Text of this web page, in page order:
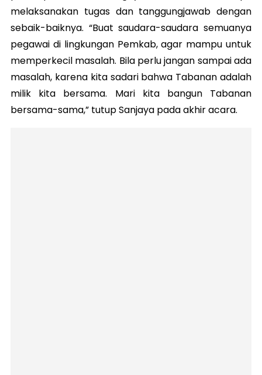
melaksanakan tugas dan tanggungjawab dengan
sebaik-baiknya. “Buat saudara-saudara semuanya
pegawai di lingkungan Pemkab, agar mampu untuk
memperkecil masalah. Bila perlu jangan sampai ada
masalah, karena kita sadari bahwa Tabanan adalah
milik kita bersama. Mari kita bangun Tabanan
bersama-sama,” tutup Sanjaya pada akhir acara.